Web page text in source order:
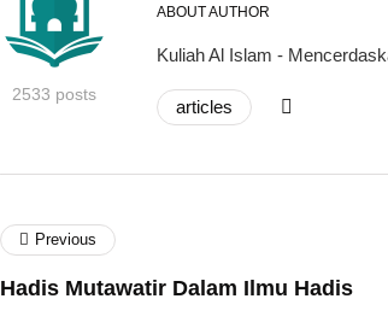
2533 posts
ABOUT AUTHOR
Kuliah Al Islam -
articles
Previous
Hadis Mutawatir Dalam Ilmu Hadis